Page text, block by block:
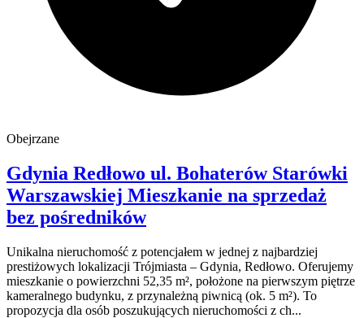
Obejrzane
Gdynia Redłowo ul. Bohaterów Starówki
Warszawskiej Mieszkanie na sprzedaż
bez pośredników
Unikalna nieruchomość z potencjałem w jednej z najbardziej
prestiżowych lokalizacji Trójmiasta – Gdynia, Redłowo. Oferujemy
mieszkanie o powierzchni 52,35 m², położone na pierwszym piętrze
kameralnego budynku, z przynależną piwnicą (ok. 5 m²). To
propozycja dla osób poszukujących nieruchomości z ch...